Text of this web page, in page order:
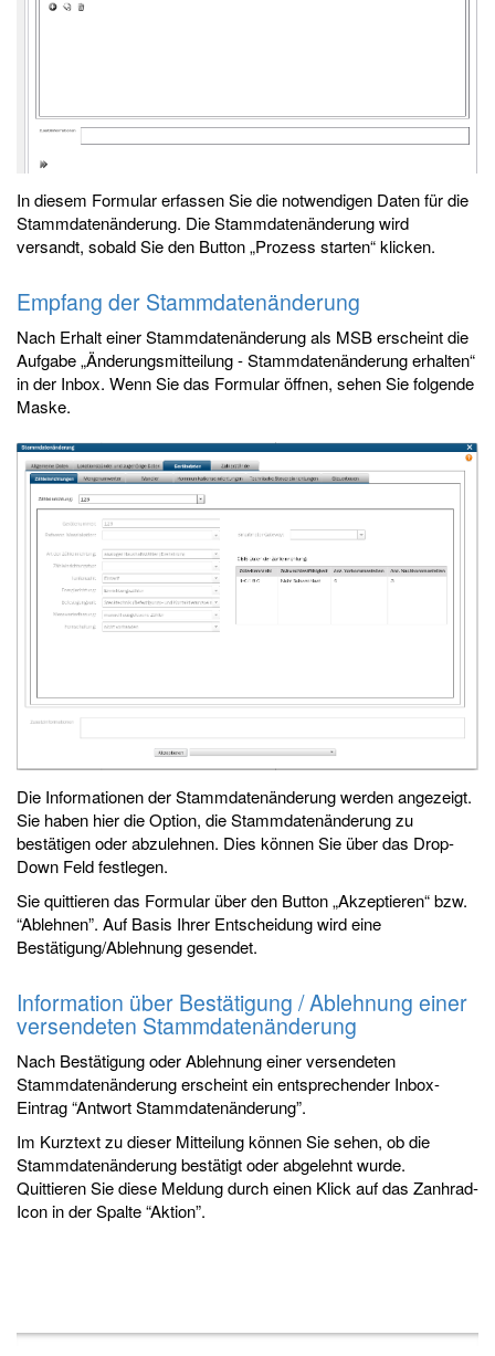
In diesem Formular erfassen Sie die notwendigen Daten für die
Stammdatenänderung. Die Stammdatenänderung wird
versandt, sobald Sie den Button „Prozess starten“ klicken.
Empfang der Stammdatenänderung
Nach Erhalt einer Stammdatenänderung als MSB erscheint die
Aufgabe „Änderungsmitteilung - Stammdatenänderung erhalten“
in der Inbox. Wenn Sie das Formular öffnen, sehen Sie folgende
Maske.
Die Informationen der Stammdatenänderung werden angezeigt.
Sie haben hier die Option, die Stammdatenänderung zu
bestätigen oder abzulehnen. Dies können Sie über das Drop-
Down Feld festlegen.
Sie quittieren das Formular über den Button „Akzeptieren“ bzw.
“Ablehnen”. Auf Basis Ihrer Entscheidung wird eine
Bestätigung/Ablehnung gesendet.
Information über Bestätigung / Ablehnung einer
versendeten Stammdatenänderung
Nach Bestätigung oder Ablehnung einer versendeten
Stammdatenänderung erscheint ein entsprechender Inbox-
Eintrag “Antwort Stammdatenänderung”.
Im Kurztext zu dieser Mitteilung können Sie sehen, ob die
Stammdatenänderung bestätigt oder abgelehnt wurde.
Quittieren Sie diese Meldung durch einen Klick auf das Zanhrad-
Icon in der Spalte “Aktion”.